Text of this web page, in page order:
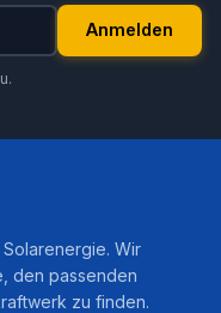
Anmelden
Wir
den passenden
zu finden.